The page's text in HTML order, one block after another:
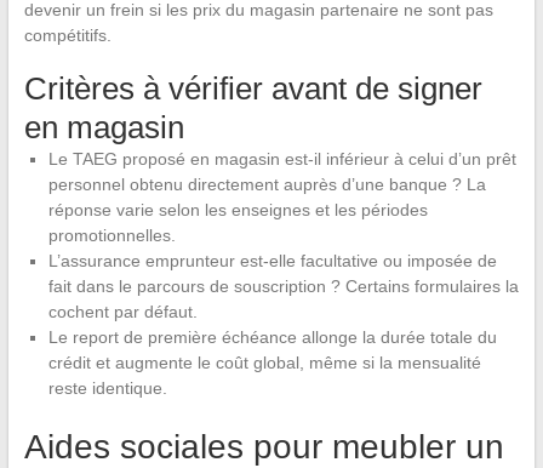
devenir un frein si les prix du magasin partenaire ne sont pas
compétitifs.
Critères à vérifier avant de signer
en magasin
Le TAEG proposé en magasin est-il inférieur à celui d’un prêt
personnel obtenu directement auprès d’une banque ? La
réponse varie selon les enseignes et les périodes
promotionnelles.
L’assurance emprunteur est-elle facultative ou imposée de
fait dans le parcours de souscription ? Certains formulaires la
cochent par défaut.
Le report de première échéance allonge la durée totale du
crédit et augmente le coût global, même si la mensualité
reste identique.
Aides sociales pour meubler un